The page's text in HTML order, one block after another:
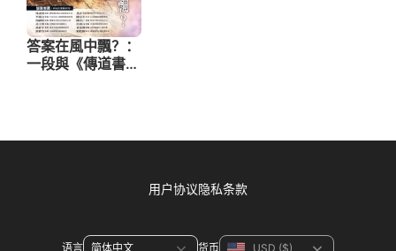
用户协议隐私条款
语言 货币